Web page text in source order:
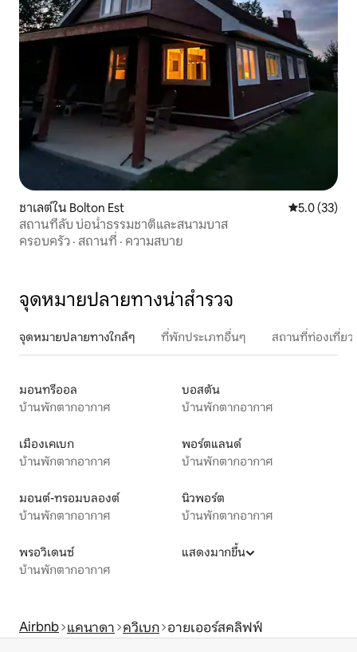
ชาเลต์ใน Bolton Est คะแนนเฉลี่ย
5.0 (33)
สถานที่ลับ บ่อน้ำธรรมชาติและสนามบาส
ครอบครัว · สถานที่ · ความสบาย
จุดหมายปลายทางน่าสำรวจ
จุดหมายปลายทางใกล้ๆ ที่พักประเภทอื่นๆ สถานที่ท่องเที่ย
มอนทรีออล
บ้านพักตากอากาศ
บอสตัน
บ้านพักตากอากาศ
เมืองเคเบก
บ้านพักตากอากาศ
พอร์ตแลนด์
บ้านพักตากอากาศ
มอนต์-ทรอมบลองต์
บ้านพักตากอากาศ
นิวพอร์ต
บ้านพักตากอากาศ
พรอวิเดนซ์
บ้านพักตากอากาศ
แสดงมากขึ้น
Airbnb แคนาดา ควิเบก อายเออร์สคลิฟฟ์